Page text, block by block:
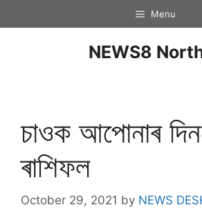
Menu
NEWS8
চাওক আপোনাৰ
ৰাশিফল
October 29, 2021 by NEWS